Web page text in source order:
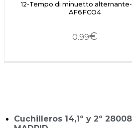
12-Tempo di minuetto
AF6FCO4
0.99€
Cuchilleros 14,1º y 2º